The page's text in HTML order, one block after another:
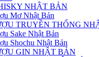
NHẬT BẢN
Mơ Nhật Bản
TRUYỀN THỐNG
Sake Nhật Bản
Shochu Nhật Bản
GIN NHẬT BẢN